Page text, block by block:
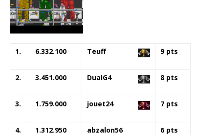
1. 6.332.100 Teuff 9 pts
2. 3.451.000 DualG4 8 pts
3. 1.759.000 jouet24 7 pts
4. 1.312.950 abzalon56
6 pts